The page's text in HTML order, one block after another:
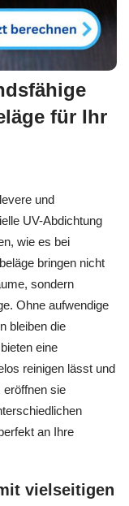
für Ihr
und
UV-Abdichtung
wie es bei
bringen nicht
sondern
Ohne aufwendige
bleiben die
eine
reinigen lässt und
eröffnen sie
an Ihre
vielseitigen